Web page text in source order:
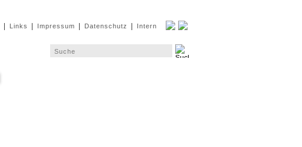
Links Impressum Datenschutz Intern